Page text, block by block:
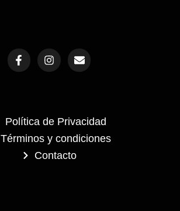
F
a
c
o
k
-
I
n
s
a
m
E
n
v
e
Política de Privacidad
Términos y condiciones
Contacto